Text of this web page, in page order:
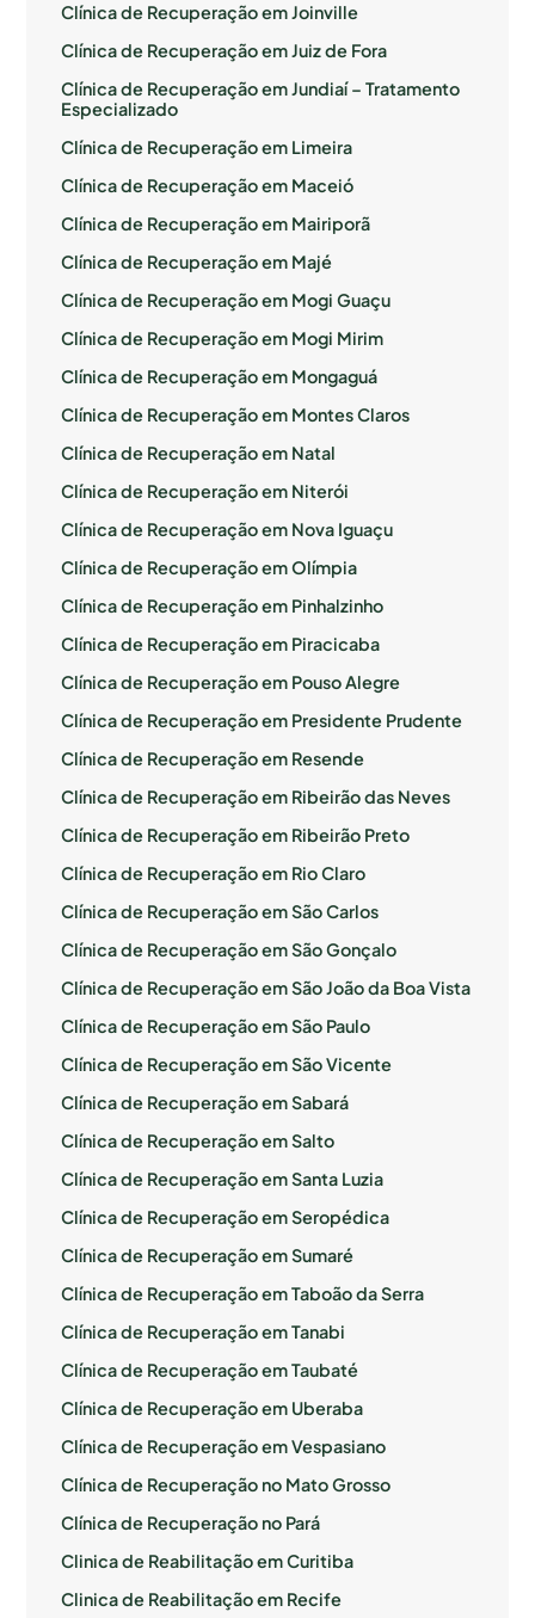
Clínica de Recuperação em Joinville
Clínica de Recuperação em Juiz de Fora
Clínica de Recuperação em Jundiaí – Tratamento
Especializado
Clínica de Recuperação em Limeira
Clínica de Recuperação em Maceió
Clínica de Recuperação em Mairiporã
Clínica de Recuperação em Majé
Clínica de Recuperação em Mogi Guaçu
Clínica de Recuperação em Mogi Mirim
Clínica de Recuperação em Mongaguá
Clínica de Recuperação em Montes Claros
Clínica de Recuperação em Natal
Clínica de Recuperação em Niterói
Clínica de Recuperação em Nova Iguaçu
Clínica de Recuperação em Olímpia
Clínica de Recuperação em Pinhalzinho
Clínica de Recuperação em Piracicaba
Clínica de Recuperação em Pouso Alegre
Clínica de Recuperação em Presidente Prudente
Clínica de Recuperação em Resende
Clínica de Recuperação em Ribeirão das Neves
Clínica de Recuperação em Ribeirão Preto
Clínica de Recuperação em Rio Claro
Clínica de Recuperação em São Carlos
Clínica de Recuperação em São Gonçalo
Clínica de Recuperação em São João da Boa Vista
Clínica de Recuperação em São Paulo
Clínica de Recuperação em São Vicente
Clínica de Recuperação em Sabará
Clínica de Recuperação em Salto
Clínica de Recuperação em Santa Luzia
Clínica de Recuperação em Seropédica
Clínica de Recuperação em Sumaré
Clínica de Recuperação em Taboão da Serra
Clínica de Recuperação em Tanabi
Clínica de Recuperação em Taubaté
Clínica de Recuperação em Uberaba
Clínica de Recuperação em Vespasiano
Clínica de Recuperação no Mato Grosso
Clínica de Recuperação no Pará
Clinica de Reabilitação em Curitiba
Clinica de Reabilitação em Recife